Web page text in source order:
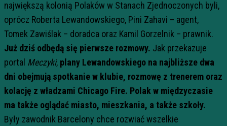
największą kolonią Polaków w Stanach Zjednoczonych byli,
oprócz Roberta Lewandowskiego, Pini Zahavi – agent,
Tomek Zawiślak – doradca oraz Kamil Gorzelnik – prawnik.
Już dziś odbędą się pierwsze rozmowy. Jak przekazuje
portal Meczyki, plany Lewandowskiego na najbliższe dwa
dni obejmują spotkanie w klubie, rozmowę z trenerem oraz
kolację z władzami Chicago Fire. Polak w międzyczasie
ma także oglądać miasto, mieszkania, a także szkoły.
Były zawodnik Barcelony chce rozwiać wszelkie